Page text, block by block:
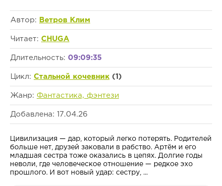
Автор: Ветров Клим
Читает: CHUGA
Длительность: 09:09:35
Цикл: Стальной кочевник (1)
Жанр: Фантастика, фэнтези
Добавлена: 17.04.26
Цивилизация — дар, который легко потерять. Родителей
больше нет, друзей заковали в рабство. Артём и его
младшая сестра тоже оказались в цепях. Долгие годы
неволи, где человеческое отношение — редкое эхо
прошлого. И вот новый удар: сестру, ...